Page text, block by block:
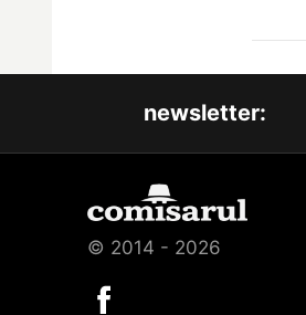
newsletter:
© 2014 - 2026